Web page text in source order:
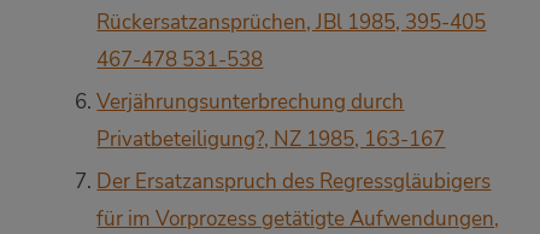
Rückersatzansprüchen, JBl 1985, 395-405
467-478 531-538
Verjährungsunterbrechung durch
Privatbeteiligung?, NZ 1985, 163-167
Der Ersatzanspruch des Regressgläubigers
für im Vorprozess getätigte Aufwendungen,